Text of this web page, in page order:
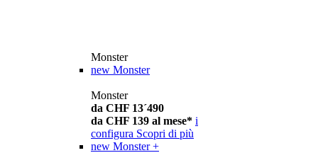
Monster
new Monster
Monster
da CHF 13´490
da CHF 139 al mese* i
configura Scopri di più
new Monster +